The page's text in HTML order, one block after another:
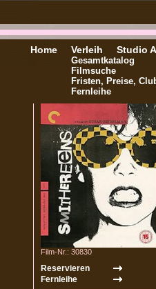
Home Verleih
Gesamtkatalog
Filmsuche
Fristen, Preise,
Fernleihe
Studio
Film-Nr.: 30830